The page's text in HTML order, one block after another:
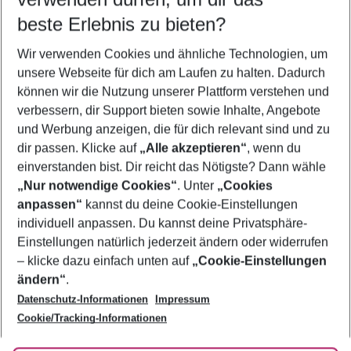
5-8 Nächte
2 Erwachsene Keine Kinder
Mehr Filter anzeigen
Footer
Footer navigation
Über uns
AGB
Bestpreisgarantie
Cookie-Einstellungen ändern
Cookie-Richtlinie
Agenturbetreuung
Barrierefreies Reisen
Folge uns
beste Erlebnis zu bieten?
Wir verwenden Cookies und ähnliche Technologien, um
unsere Webseite für dich am Laufen zu halten. Dadurch
können wir die Nutzung unserer Plattform verstehen und
verbessern, dir Support bieten sowie Inhalte, Angebote
und Werbung anzeigen, die für dich relevant sind und zu
dir passen. Klicke auf „Alle akzeptieren“, wenn du
einverstanden bist. Dir reicht das Nötigste? Dann wähle
„Nur notwendige Cookies“. Unter „Cookies
anpassen“ kannst du deine Cookie-Einstellungen
individuell anpassen. Du kannst deine Privatsphäre-
Einstellungen natürlich jederzeit ändern oder widerrufen
– klicke dazu einfach unten auf „Cookie-Einstellungen
ändern“.
Datenschutz-Informationen
Impressum
Cookie/Tracking-Informationen